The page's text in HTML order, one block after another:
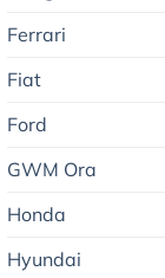
Ferrari
Fiat
Ford
GWM Ora
Honda
Hyundai